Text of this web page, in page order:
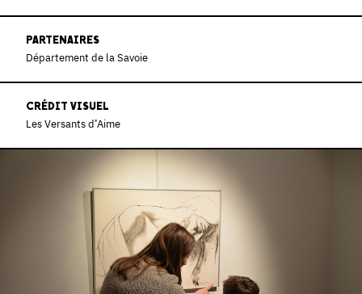
PARTENAIRES
Département de la Savoie
CRÉDIT VISUEL
Les Versants d’Aime